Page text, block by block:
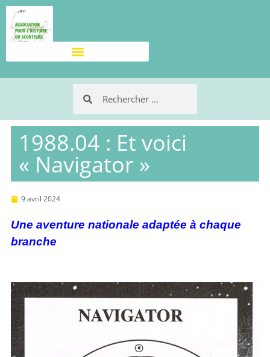
1988.04 : Et voici
« Navigator »
9 avril 2024
Une aventure nationale adaptée à chaque
branche